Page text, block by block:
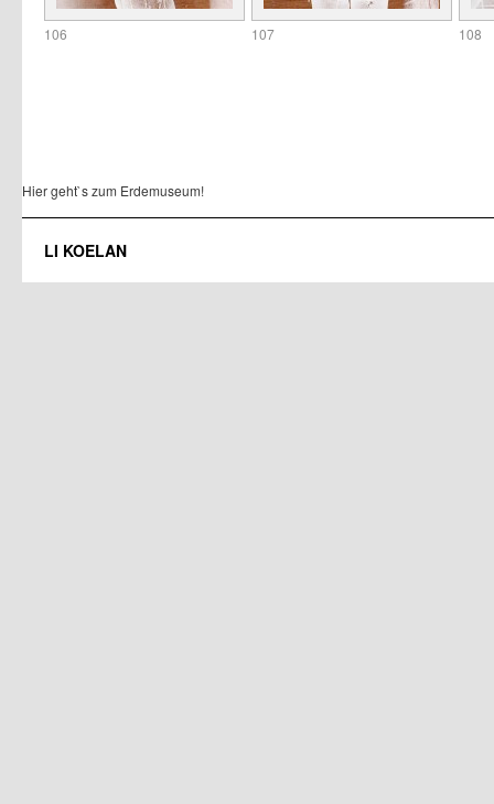
106 107 108
Hier geht`s zum Erdemuseum!
LI KOELAN